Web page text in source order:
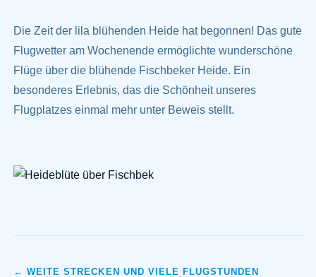
Die Zeit der lila blühenden Heide hat begonnen! Das gute
Flugwetter am Wochenende ermöglichte wunderschöne
Flüge über die blühende Fischbeker Heide. Ein
besonderes Erlebnis, das die Schönheit unseres
Flugplatzes einmal mehr unter Beweis stellt.
← WEITE STRECKEN UND VIELE FLUGSTUNDEN